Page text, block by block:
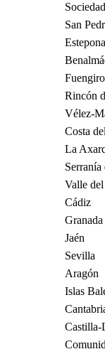
Sociedad
San
Estepona
Rincón
Vélez-
Costa
La
Serranía
Valle
Cádiz
Granada
Jaén
Sevilla
Aragón
Islas
Castilla-